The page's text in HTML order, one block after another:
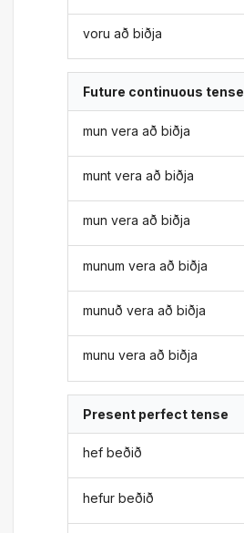
voru að biðja
Future continuous tense
mun vera að biðja
munt vera að biðja
mun vera að biðja
munum vera að biðja
munuð vera að biðja
munu vera að biðja
Present perfect tense
hef beðið
hefur beðið